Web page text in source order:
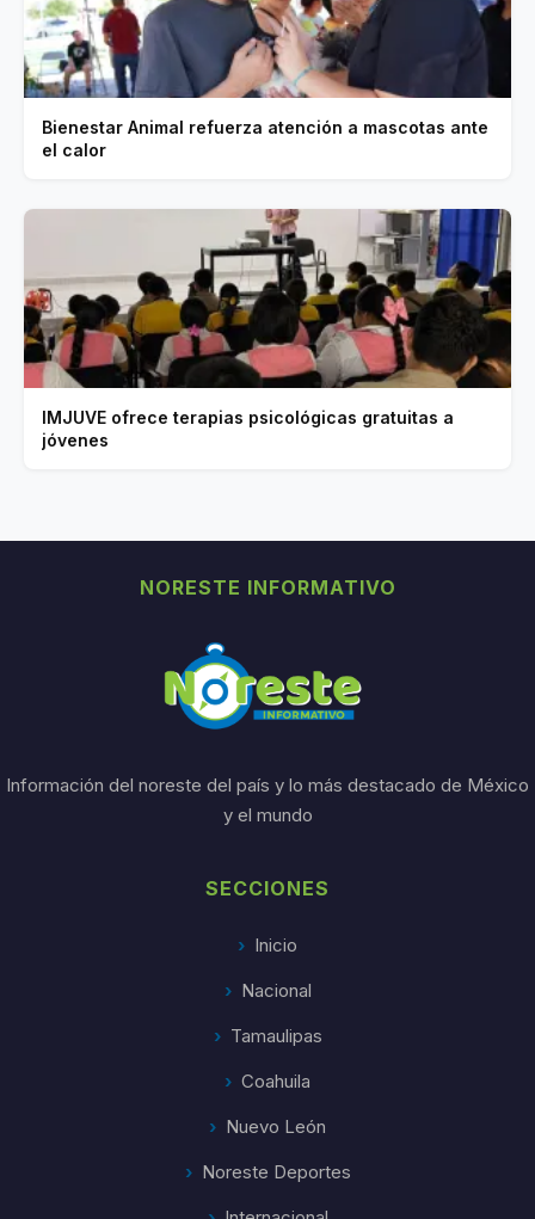
Bienestar Animal refuerza atención a mascotas ante
el calor
IMJUVE ofrece terapias psicológicas gratuitas a
jóvenes
NORESTE INFORMATIVO
Información del noreste del país y lo más destacado de México
y el mundo
SECCIONES
Inicio
Nacional
Tamaulipas
Coahuila
Nuevo León
Noreste Deportes